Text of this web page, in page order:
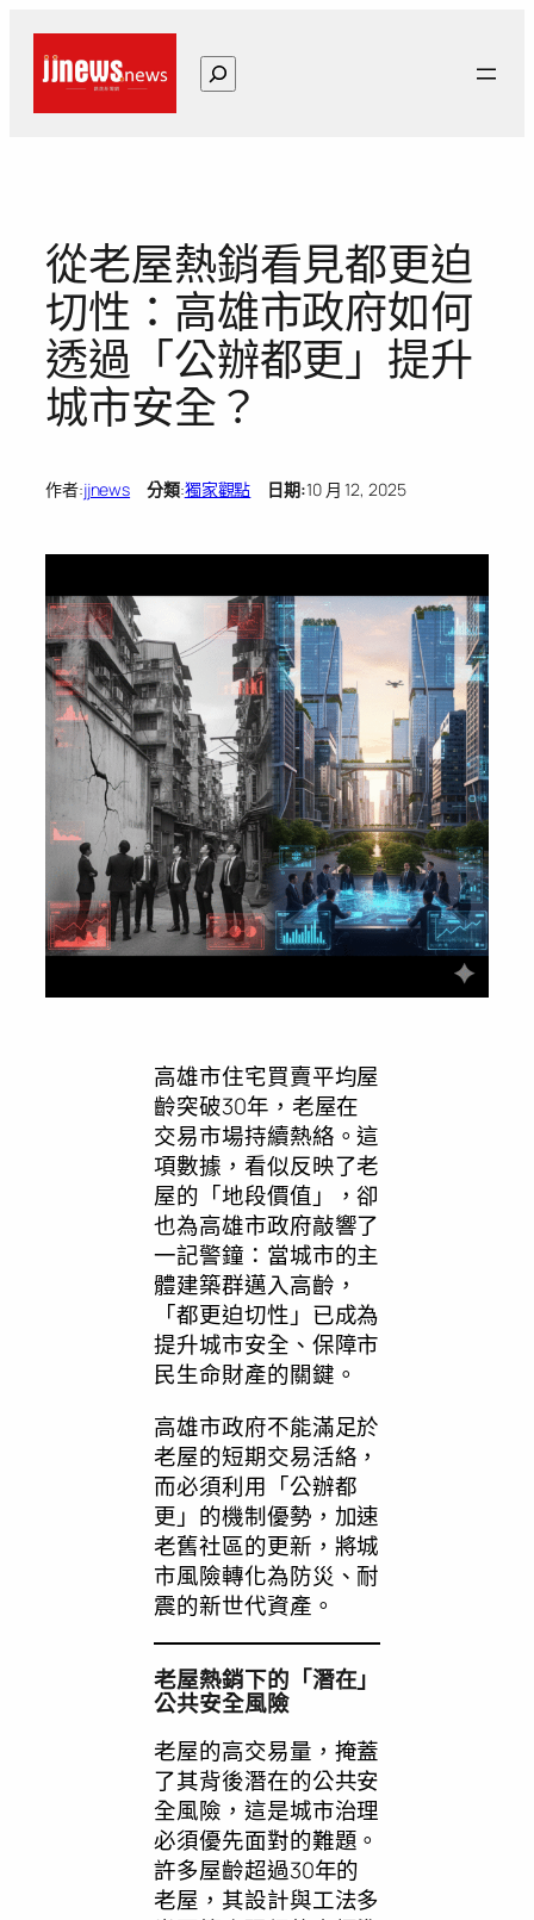
搜
尋
從老屋熱銷看見都更迫
切性：高雄市政府如何
透過「公辦都更」提升
城市安全？
作者:jjnews 分類:獨家觀點 日期:10 月 12, 2025
高雄市住宅買賣平均屋
齡突破30年，老屋在
交易市場持續熱絡。這
項數據，看似反映了老
屋的「地段價值」，卻
也為高雄市政府敲響了
一記警鐘：當城市的主
體建築群邁入高齡，
「都更迫切性」已成為
提升城市安全、保障市
民生命財產的關鍵。
高雄市政府不能滿足於
老屋的短期交易活絡，
而必須利用「公辦都
更」的機制優勢，加速
老舊社區的更新，將城
市風險轉化為防災、耐
震的新世代資產。
老屋熱銷下的「潛在」
公共安全風險
老屋的高交易量，掩蓋
了其背後潛在的公共安
全風險，這是城市治理
必須優先面對的難題。
許多屋齡超過30年的
老屋，其設計與工法多